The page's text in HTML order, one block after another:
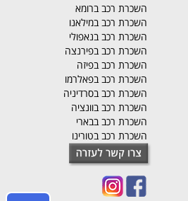
השכרת רכב ברומא
השכרת רכב במילאנו
השכרת רכב בנאפולי
השכרת רכב בפירנצה
השכרת רכב בפיזה
השכרת רכב בפאלרמו
השכרת רכב בסרדיניה
השכרת רכב בוונציה
השכרת רכב בבארי
השכרת רכב בטורינו